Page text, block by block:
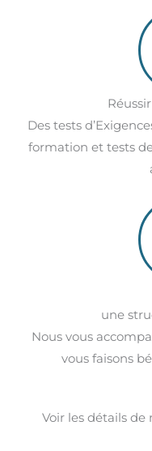
Des tests
formation et tests
une
Nous vous
vous faisons
Voir les détails de